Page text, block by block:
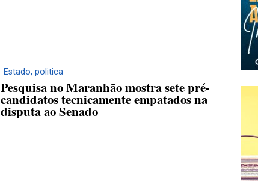
Estado, politica
Pesquisa no Maranhão mostra sete pré-
candidatos tecnicamente empatados na
disputa ao Senado